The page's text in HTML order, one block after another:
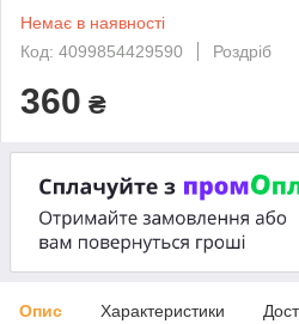
Немає в наявності
Код: 4099854429590
Роздріб
360 ₴
Опис Характеристики